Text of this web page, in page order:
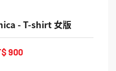
- T-shirt 女版
900